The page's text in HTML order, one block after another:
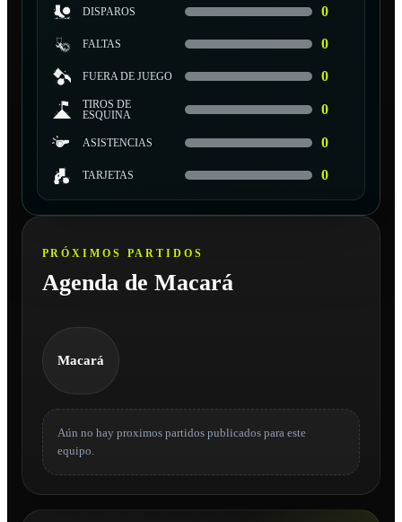
DISPAROS 0
FALTAS 0
FUERA DE JUEGO 0
TIROS DE
ESQUINA
0
ASISTENCIAS 0
TARJETAS 0
PRÓXIMOS PARTIDOS
Agenda de Macará
Macará
Aún no hay proximos partidos publicados para este
equipo.